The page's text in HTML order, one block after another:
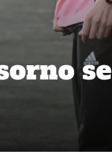
se